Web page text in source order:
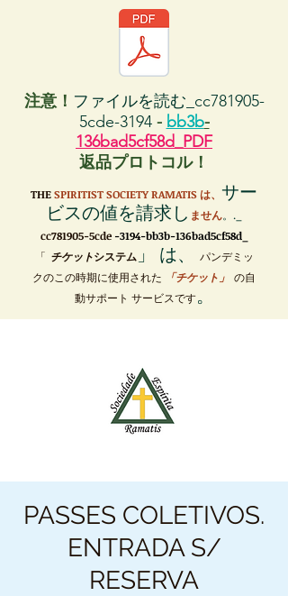
注意！ ファイルを読む_cc781905-
5cde-3194 - bb3b-
136bad5cf58d_PDF
返品プロトコル！
THESPIRITIST SOCIETY RAMATIS は、 サー
ビスの値を請求し ません。._
cc781905-5cde -3194-bb3b-136bad5cf58d_
「 チケットシステム」 は、
パンデミッ
クのこの時期に使用された 「チケット」
の自
動サポート サービスです。
PASSES COLETIVOS.
ENTRADA S/
RESERVA